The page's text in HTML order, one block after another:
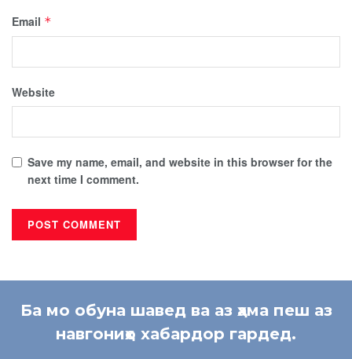
Email *
Website
Save my name, email, and website in this browser for the
next time I comment.
Ба мо обуна шавед ва аз ҳама пеш аз
навгониҳо хабардор гардед.